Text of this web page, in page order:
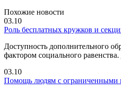
Похожие новости
03.10
Роль бесплатных кружков и
Доступность дополнительного
фактором социального
03.10
Помощь людям с ограниченными